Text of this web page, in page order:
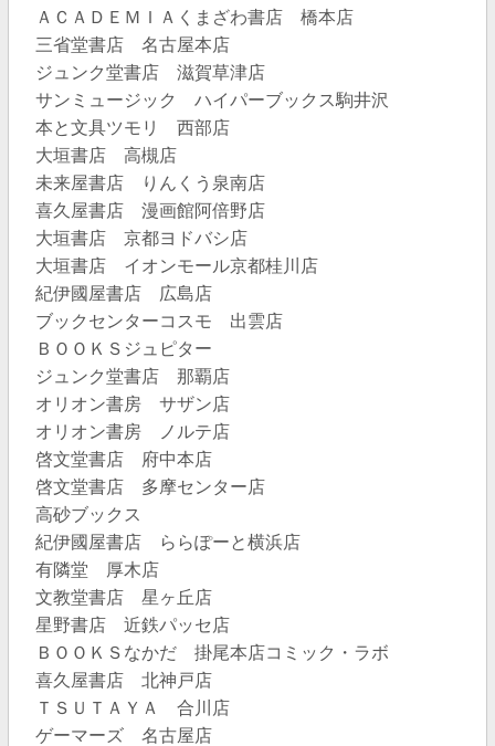
ＡＣＡＤＥＭＩＡくまざわ書店 橋本店
三省堂書店 名古屋本店
ジュンク堂書店 滋賀草津店
サンミュージック ハイパーブックス駒井沢
本と文具ツモリ 西部店
大垣書店 高槻店
未来屋書店 りんくう泉南店
喜久屋書店 漫画館阿倍野店
大垣書店 京都ヨドバシ店
大垣書店 イオンモール京都桂川店
紀伊國屋書店 広島店
ブックセンターコスモ 出雲店
ＢＯＯＫＳジュピター
ジュンク堂書店 那覇店
オリオン書房 サザン店
オリオン書房 ノルテ店
啓文堂書店 府中本店
啓文堂書店 多摩センター店
高砂ブックス
紀伊國屋書店 ららぽーと横浜店
有隣堂 厚木店
文教堂書店 星ヶ丘店
星野書店 近鉄パッセ店
ＢＯＯＫＳなかだ 掛尾本店コミック・ラボ
喜久屋書店 北神戸店
ＴＳＵＴＡＹＡ 合川店
ゲーマーズ 名古屋店